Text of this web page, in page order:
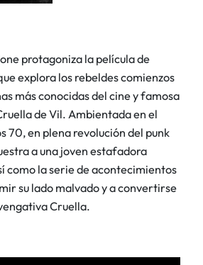
protagoniza la película de
explora los rebeldes comienzos
más conocidas del cine y famosa
de Vil. Ambientada en el
70, en plena revolución del punk
a una joven estafadora
como la serie de acontecimientos
su lado malvado y a convertirse
Cruella.